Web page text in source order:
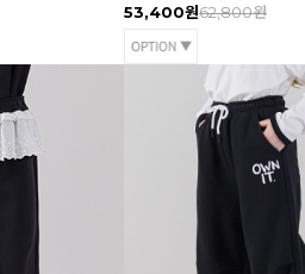
53,400원62,800원